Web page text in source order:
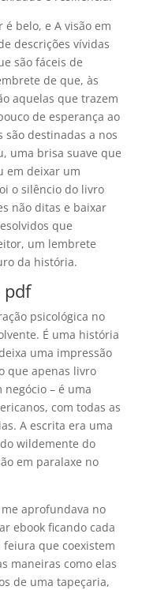
belo, e A visão em
descrições vívidas
são fáceis de
de que, às
aquelas que trazem
de esperança ao
são destinadas a nos
uma brisa suave que
em deixar um
o silêncio do livro
não ditas e baixar
que
um lembrete
da história.
pdf
psicológica no
É uma história
uma impressão
que apenas livro
– é uma
com todas as
A escrita era uma
wildemente do
em paralaxe no
aprofundava no
ebook ficando cada
feiura que coexistem
maneiras como elas
de uma tapeçaria,